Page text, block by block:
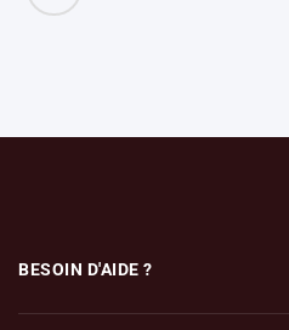
BESOIN D'AIDE ?